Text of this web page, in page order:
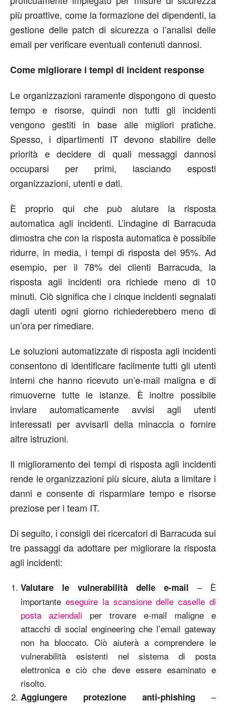
più proattive, come la formazione dei dipendenti, la
gestione delle patch di sicurezza o l’analisi delle
email per verificare eventuali contenuti dannosi.
Come migliorare i tempi di incident response
Le organizzazioni raramente dispongono di questo
tempo e risorse, quindi non tutti gli incidenti
vengono gestiti in base alle migliori pratiche.
Spesso, i dipartimenti IT devono stabilire delle
priorità e decidere di quali messaggi dannosi
occuparsi per primi, lasciando esposti
organizzazioni, utenti e dati.
È proprio qui che può aiutare la risposta
automatica agli incidenti. L’indagine di Barracuda
dimostra che con la risposta automatica è possibile
ridurre, in media, i tempi di risposta del 95%. Ad
esempio, per il 78% dei clienti Barracuda, la
risposta agli incidenti ora richiede meno di 10
minuti. Ciò significa che i cinque incidenti segnalati
dagli utenti ogni giorno richiederebbero meno di
un’ora per rimediare.
Le soluzioni automatizzate di risposta agli incidenti
consentono di identificare facilmente tutti gli utenti
interni che hanno ricevuto un’e-mail maligna e di
rimuoverne tutte le istanze. È inoltre possibile
inviare automaticamente avvisi agli utenti
interessati per avvisarli della minaccia o fornire
altre istruzioni.
Il miglioramento dei tempi di risposta agli incidenti
rende le organizzazioni più sicure, aiuta a limitare i
danni e consente di risparmiare tempo e risorse
preziose per i team IT.
Di seguito, i consigli dei ricercatori di Barracuda sui
tre passaggi da adottare per migliorare la risposta
agli incidenti:
Valutare le vulnerabilità delle e-mail – È
importante eseguire la scansione delle caselle di
posta aziendali per trovare e-mail maligne e
attacchi di social engineering che l’email gateway
non ha bloccato. Ciò aiuterà a comprendere le
vulnerabilità esistenti nel sistema di posta
elettronica e ciò che deve essere esaminato e
risolto.
Aggiungere protezione anti-phishing –